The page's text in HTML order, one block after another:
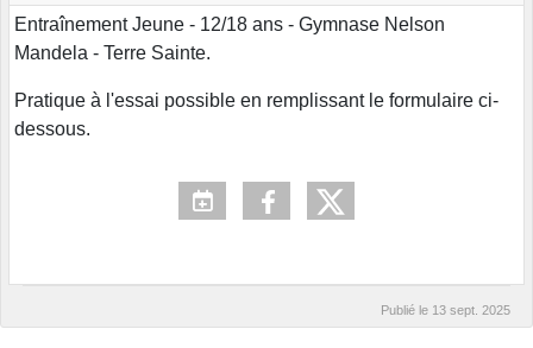
Entraînement Jeune - 12/18 ans - Gymnase Nelson
Mandela - Terre Sainte.
Pratique à l'essai possible en remplissant le formulaire ci-
dessous.
Publié le 13 sept. 2025